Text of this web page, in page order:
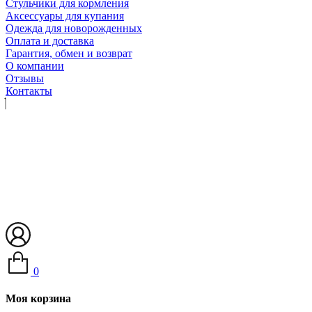
Стульчики для кормления
Аксессуары для купания
Одежда для новорожденных
Оплата и доставка
Гарантия, обмен и возврат
О компании
Отзывы
Контакты
0
Моя корзина